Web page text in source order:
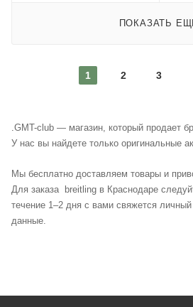
ПОКАЗАТЬ
1 2 3
GMT-club — магазин, который продает
У нас вы найдете только оригинальные
Мы бесплатно доставляем товары и
Для заказа breitling в Краснодаре
течение 1–2 дня с вами свяжется личный
данные.